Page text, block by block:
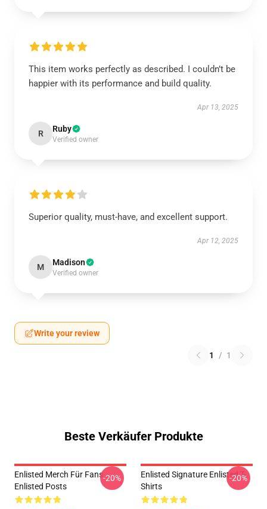
This item works perfectly as described. I couldn’t be
happier with its performance and build quality.
Apr 13, 2025
R Ruby
Verified owner
Superior quality, must-have, and excellent support.
Apr 12, 2025
M Madison
Verified owner
Write your review
1 / 1
Beste Verkäufer Produkte
Enlisted Merch Für Fans
Enlisted Posts
-20%
Enlisted Signature Enlisted T-
Shirts
-20%